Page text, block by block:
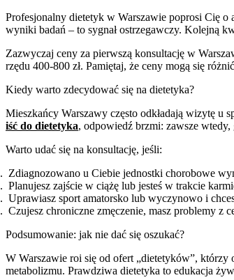
Profesjonalny dietetyk w Warszawie poprosi Cię
wyniki badań – to sygnał ostrzegawczy. Kolejną
Zazwyczaj ceny za pierwszą konsultację w
rzędu 400-800 zł. Pamiętaj, że ceny mogą się
Kiedy warto zdecydować się na dietetyka?
Mieszkańcy Warszawy często odkładają wizytę u
iść do dietetyka, odpowiedź brzmi: zawsze
Warto udać się na konsultację, jeśli:
Zdiagnozowano u Ciebie jednostki chorobowe
Planujesz zajście w ciążę lub jesteś w trakcie
Uprawiasz sport amatorsko lub wyczynowo i
Czujesz chroniczne zmęczenie, masz problemy
Podsumowanie: jak nie dać się oszukać?
W Warszawie roi się od ofert „dietetyków”, którzy
metabolizmu. Prawdziwa dietetyka to edukacja